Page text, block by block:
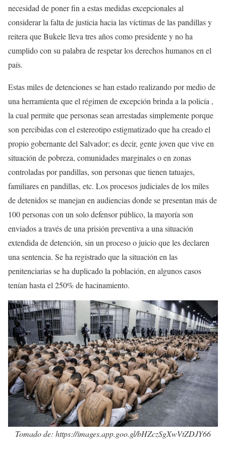
necesidad de poner fin a estas medidas excepcionales al
considerar la falta de justicia hacia las víctimas de las pandillas y
reitera que Bukele lleva tres años como presidente y no ha
cumplido con su palabra de respetar los derechos humanos en el
país.
Estas miles de detenciones se han estado realizando por medio de
una herramienta que el régimen de excepción brinda a la policía ,
la cual permite que personas sean arrestadas simplemente porque
son percibidas con el estereotipo estigmatizado que ha creado el
propio gobernante del Salvador; es decir, gente joven que vive en
situación de pobreza, comunidades marginales o en zonas
controladas por pandillas, son personas que tienen tatuajes,
familiares en pandillas, etc. Los procesos judiciales de los miles
de detenidos se manejan en audiencias donde se presentan más de
100 personas con un solo defensor público, la mayoría son
enviados a través de una prisión preventiva a una situación
extendida de detención, sin un proceso o juicio que les declaren
una sentencia. Se ha registrado que la situación en las
penitenciarias se ha duplicado la población, en algunos casos
tenían hasta el 250% de hacinamiento.
Tomado de: https://images.app.goo.gl/bHZczSgXwVtZDJY66